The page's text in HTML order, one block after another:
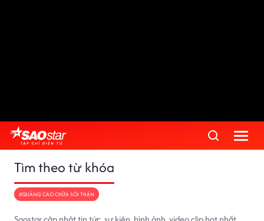
Tìm theo từ khóa
#QUẢNG CÁO CHỮA SỎI THẬN